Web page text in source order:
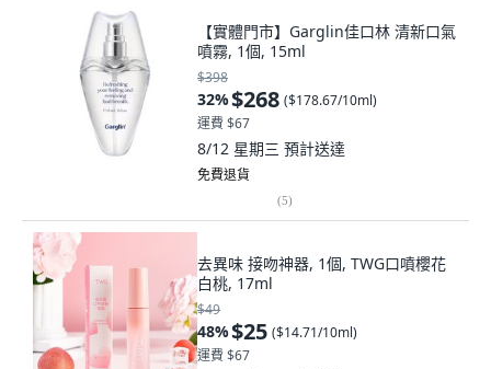
【實體門市】Garglin佳口林 清新口氣
噴霧, 1個, 15ml
$398
32%$268 ($178.67/10ml)
運費 $67
8/12 星期三 預計送達
免費退貨
(5)
去異味 接吻神器, 1個, TWG口噴櫻花
白桃, 17ml
$49
48%$25 ($14.71/10ml)
運費 $67